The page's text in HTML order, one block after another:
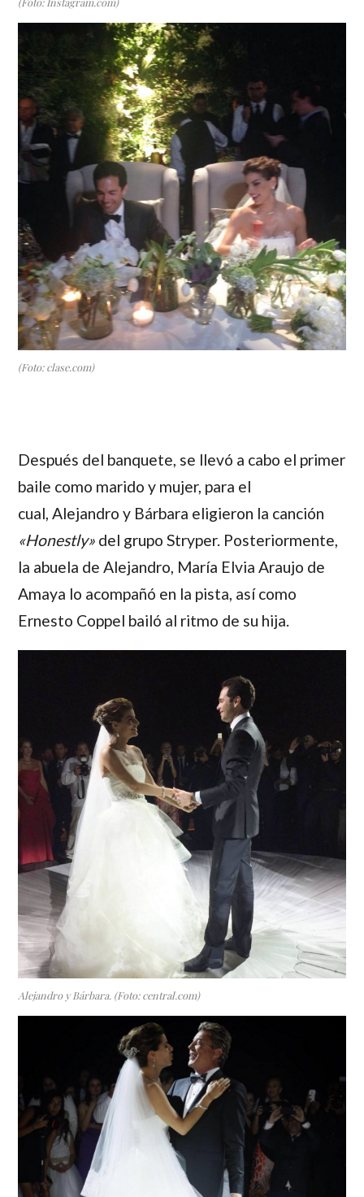
(Foto: clase.com)
Después del banquete, se llevó a cabo el primer
baile como marido y mujer, para el
cual,Alejandro y Bárbara eligieron la canción
«Honestly» del grupo Stryper. Posteriormente,
la abuela deAlejandro, María Elvia Araujo de
Amaya lo acompañó en la pista, así como
Ernesto Coppel bailó al ritmo de su hija.
Alejandro y Bárbara. (Foto: central.com)